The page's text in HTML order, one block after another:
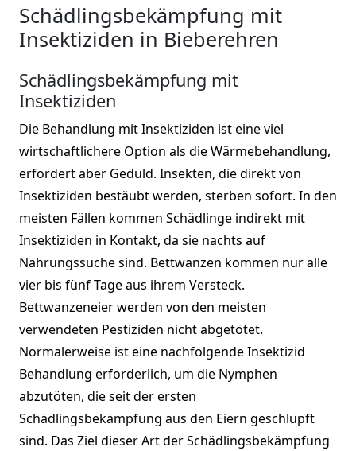
Schädlingsbekämpfung mit
Insektiziden in Bieberehren
Schädlingsbekämpfung mit
Insektiziden
Die Behandlung mit Insektiziden ist eine viel
wirtschaftlichere Option als die Wärmebehandlung,
erfordert aber Geduld. Insekten, die direkt von
Insektiziden bestäubt werden, sterben sofort. In den
meisten Fällen kommen Schädlinge indirekt mit
Insektiziden in Kontakt, da sie nachts auf
Nahrungssuche sind. Bettwanzen kommen nur alle
vier bis fünf Tage aus ihrem Versteck.
Bettwanzeneier werden von den meisten
verwendeten Pestiziden nicht abgetötet.
Normalerweise ist eine nachfolgende Insektizid
Behandlung erforderlich, um die Nymphen
abzutöten, die seit der ersten
Schädlingsbekämpfung aus den Eiern geschlüpft
sind. Das Ziel dieser Art der Schädlingsbekämpfung